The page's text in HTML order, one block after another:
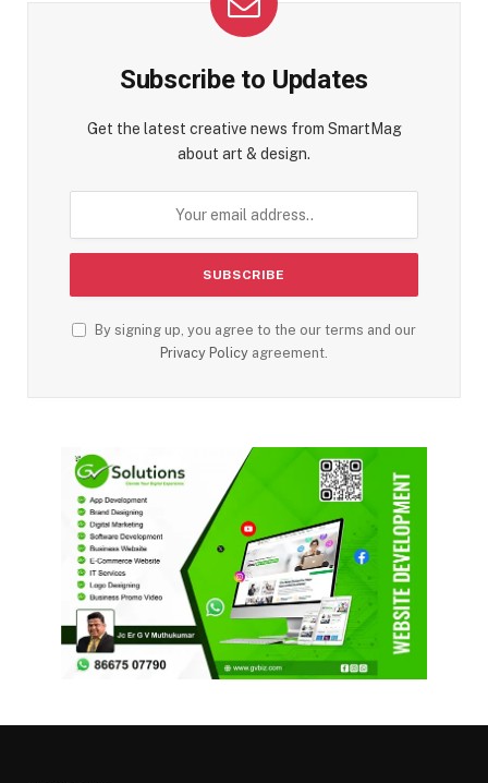
Subscribe to Updates
Get the latest creative news from SmartMag
about art & design.
By signing up, you agree to the our terms and our
Privacy Policy agreement.